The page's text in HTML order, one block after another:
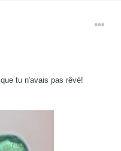
tu n'avais pas rêvé!